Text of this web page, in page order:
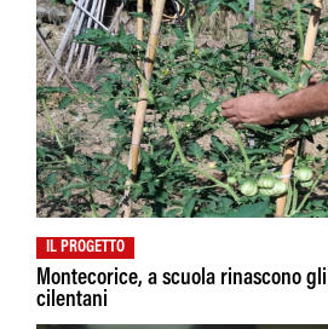
IL PROGETTO
Montecorice, a scuola rinascono
cilentani